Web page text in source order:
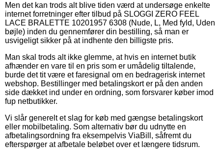
Men det kan trods alt blive tiden værd at undersøge enkelte
internet forretninger efter tilbud på SLOGGI ZERO FEEL
LACE BRALETTE 10201957 6308 (Nude, L, Med fyld, Uden
bøjle) inden du gennemfører din bestilling, så man er
usvigeligt sikker på at indhente den billigste pris.
Man skal trods alt ikke glemme, at hvis en internet butik
afhænder en vare til en pris som er umådelig tiltalende,
burde det tit være et faresignal om en bedragerisk internet
webshop. Bestillinger med betalingskort er på den anden
side dækket ind under en ordning, som forsvarer køber imod
fup netbutikker.
Vi slår generelt et slag for køb med gængse betalingskort
eller mobilbetaling. Som alternativ bør du udnytte en
afbetalingsordning fra eksempelvis ViaBill, såfremt du
efterspørger at afbetale beløbet over et længere tidsrum.